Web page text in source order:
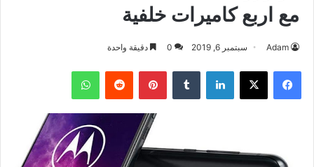
مع اربع كاميرات خلفية
Adam سبتمبر 6, 2019 0 دقيقة واحدة
فيسبوك ‫X لينكدإن بينتيريست واتساب